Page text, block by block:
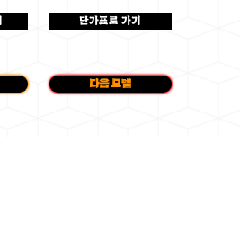
단가표로 가기
다음 모델